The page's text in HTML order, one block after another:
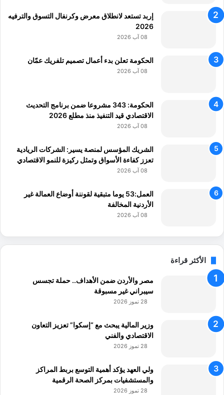
إربد تستعد لانطلاق معرض وكرنفال التسوق والترفيه
2026
08 آب 2026
الحكومة تعلن بدء أعمال تصميم تلفريك عمّان
08 آب 2026
الحكومة: 343 مشروعا ضمن برنامج التحديث
الاقتصادي قيد التنفيذ منذ مطلع 2026
08 آب 2026
الشريك المؤسس لمنصة يسير: الشركات الريادية
تعزز كفاءة الأسواق وتمثل ركيزة للنمو الاقتصادي
08 آب 2026
العمل:53 يوما متبقية لقوننة أوضاع العمالة غير
الأردنية المخالفة
08 آب 2026
الأكثر قراءة
مصر والأردن ضمن الأهداف.. حملة تجسس
سيبراني غير مسبوقة
28 تموز 2026
وزير المالية يبحث مع “إسكوا” تعزيز التعاون
الاقتصادي والفني
28 تموز 2026
ولي العهد يؤكد أهمية التوسع بربط المراكز
والمستشفيات بمركز الصحة الرقمية
28 تموز 2026